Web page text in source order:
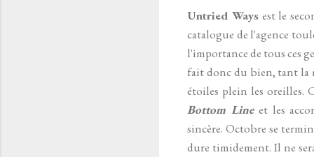
Untried Waysest le
catalogue de l'agence
l'importance de tous ces
fait donc du bien, tant la
étoiles plein les oreilles.
Bottom Line et les
sincère. Octobre se
dure timidement. Il ne